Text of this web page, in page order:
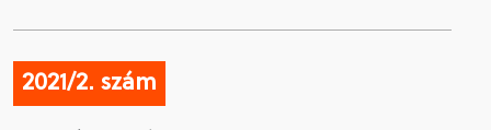
2021/2. szám